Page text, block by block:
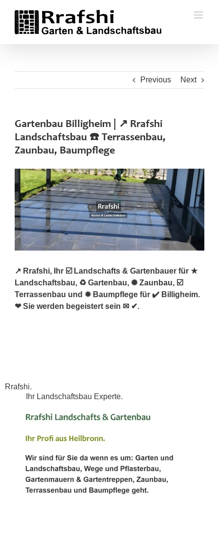
content
Previous Next
Gartenbau Billigheim | ↗️ Rrafshi
Landschaftsbau ☎️ Terrassenbau,
Zaunbau, Baumpflege
↗️ Rrafshi, Ihr ☑️ Landschafts & Gartenbauer für ★
Landschaftsbau, ♻ Gartenbau, ✺ Zaunbau, ☑️
Terrassenbau und ✹ Baumpflege für ✔️ Billigheim.
❤ Sie werden begeistert sein ✉ ✔.
Rrafshi.
Ihr Landschaftsbau Experte.